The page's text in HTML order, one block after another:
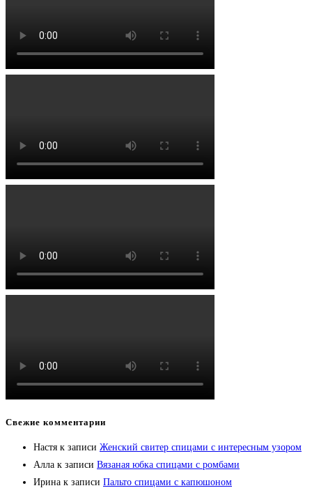
Свежие комментарии
Настя к записи Женский свитер спицами с интересным узором
Алла к записи Вязаная юбка спицами с ромбами
Ирина к записи Пальто спицами с капюшоном